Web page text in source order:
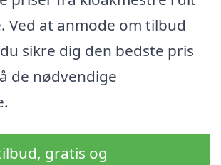
Ved at anmode om tilbud
sikre dig den bedste pris
de nødvendige
gratis og